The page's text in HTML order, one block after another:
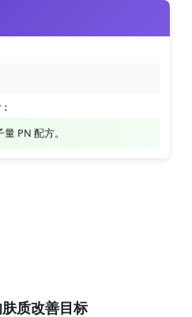
PN 配方。
质改善目标